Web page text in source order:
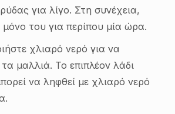
για λίγο. Στη συνέχεια,
του για περίπου μία ώρα.
χλιαρό νερό για να
μαλλιά. Το επιπλέον λάδι
να ληφθεί με χλιαρό νερό